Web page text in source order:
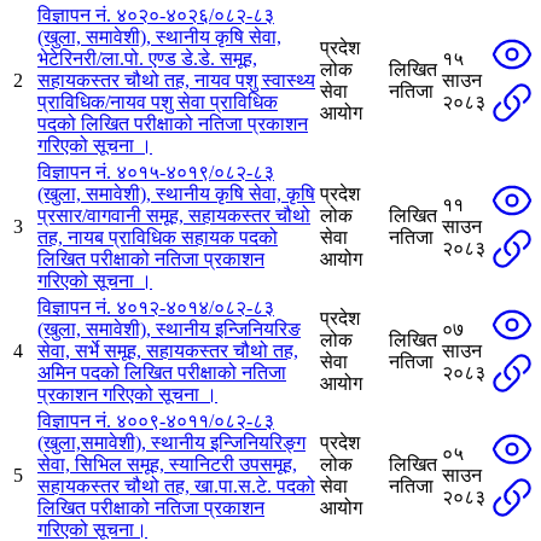
2
विज्ञापन नं. ४०२०-४०२६/०८२-८३
(खुला, समावेशी), स्थानीय कृषि सेवा,
भेटेरिनरी/ला.पो. एण्ड डे.डे. समूह,
सहायकस्तर चौथो तह, नायव पशु स्वास्थ्य
प्राविधिक/नायव पशु सेवा प्राविधिक
पदको लिखित परीक्षाको नतिजा प्रकाशन
गरिएको सूचना ।
प्रदेश
लोक
सेवा
आयोग
लिखित
नतिजा
१५
साउन
२०८३
3
विज्ञापन नं. ४०१५-४०१९/०८२-८३
(खुला, समावेशी), स्थानीय कृषि सेवा, कृषि
प्रसार/वागवानी समूह, सहायकस्तर चौथो
तह, नायब प्राविधिक सहायक पदको
लिखित परीक्षाको नतिजा प्रकाशन
गरिएको सूचना ।
प्रदेश
लोक
सेवा
आयोग
लिखित
नतिजा
११
साउन
२०८३
4
विज्ञापन नं. ४०१२-४०१४/०८२-८३
(खुला, समावेशी), स्थानीय इन्जिनियरिङ
सेवा, सर्भे समूह, सहायकस्तर चौथो तह,
अमिन पदको लिखित परीक्षाको नतिजा
प्रकाशन गरिएको सूचना ।
प्रदेश
लोक
सेवा
आयोग
लिखित
नतिजा
०७
साउन
२०८३
5
विज्ञापन नं. ४००९-४०११/०८२-८३
(खुला,समावेशी), स्थानीय इन्जिनियरिङ्ग
सेवा, सिभिल समूह, स्यानिटरी उपसमूह,
सहायकस्तर चौथो तह, खा.पा.स.टे. पदको
लिखित परीक्षाको नतिजा प्रकाशन
गरिएको सूचना।
प्रदेश
लोक
सेवा
आयोग
लिखित
नतिजा
०५
साउन
२०८३